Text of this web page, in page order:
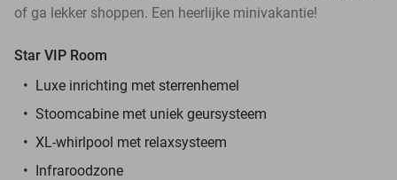
of ga lekker shoppen. Een heerlijke minivakantie!
Star VIP Room
Luxe inrichting met sterrenhemel
Stoomcabine met uniek geursysteem
XL-whirlpool met relaxsysteem
Infraroodzone